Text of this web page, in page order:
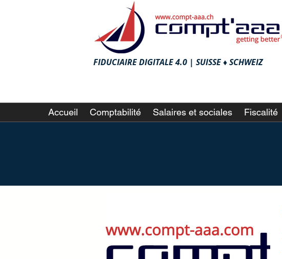
FIDUCIAIRE DIGITALE 4.0 | SUISSE ♦ SCHWEIZ
Accueil Comptabilité Salaires et sociales Fiscalité